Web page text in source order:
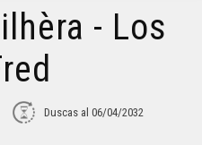
secrets de Fred
- Los secrets de Fred
- Los
Duscas al 06/04/2032